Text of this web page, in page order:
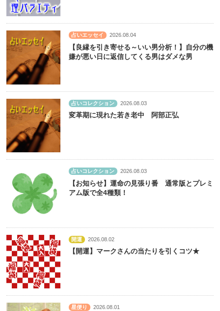
占いエッセイ 2026.08.04
【良縁を引き寄せる～いい男分析！】自分の機
嫌が悪い日に返信してくる男はダメな男
占いコレクション 2026.08.03
変革期に現れた若き老中 阿部正弘
占いコレクション 2026.08.03
【お知らせ】運命の見張り番 通常版とプレミ
アム版で全4種類！
開運 2026.08.02
【開運】マークさんの当たりを引くコツ★
星便り 2026.08.01